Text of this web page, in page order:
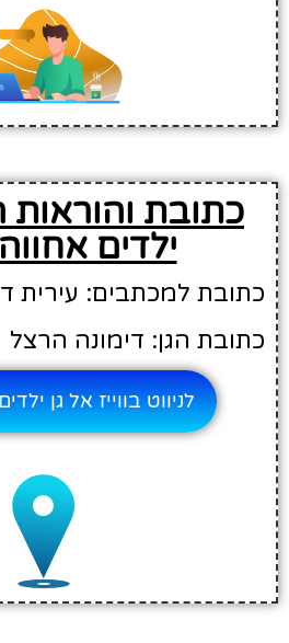
כתובת והוראות
ילדים
כתובת למכתבים: עירית
כתובת הגן: דימונה הרצל
לניווט בווייז אל גן